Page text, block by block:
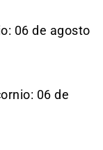
06 de agosto
06 de